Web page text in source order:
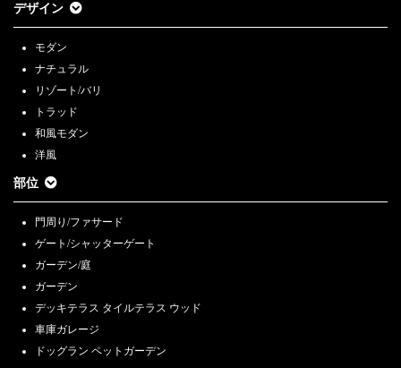
デザイン
モダン
ナチュラル
リゾート/バリ
トラッド
和風モダン
洋風
部位
門周り/ファサード
ゲート/シャッターゲート
ガーデン/庭
ガーデン
デッキテラス タイルテラス ウッド
車庫ガレージ
ドッグラン ペットガーデン